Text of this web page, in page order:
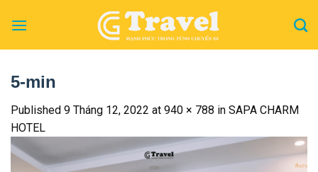
5-min
Published 9 Tháng 12, 2022 at 940 × 788 in SAPA CHARM
HOTEL